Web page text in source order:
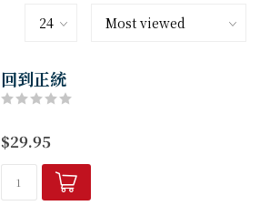
回到正統
$29.95